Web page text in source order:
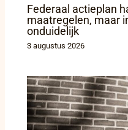
Federaal actieplan
maatregelen, maar
onduidelijk
3 augustus 2026